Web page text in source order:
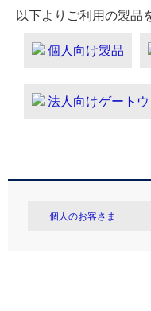
以下よりご利用の製品
個人向け製品
法人向けゲート
個人のお客さま